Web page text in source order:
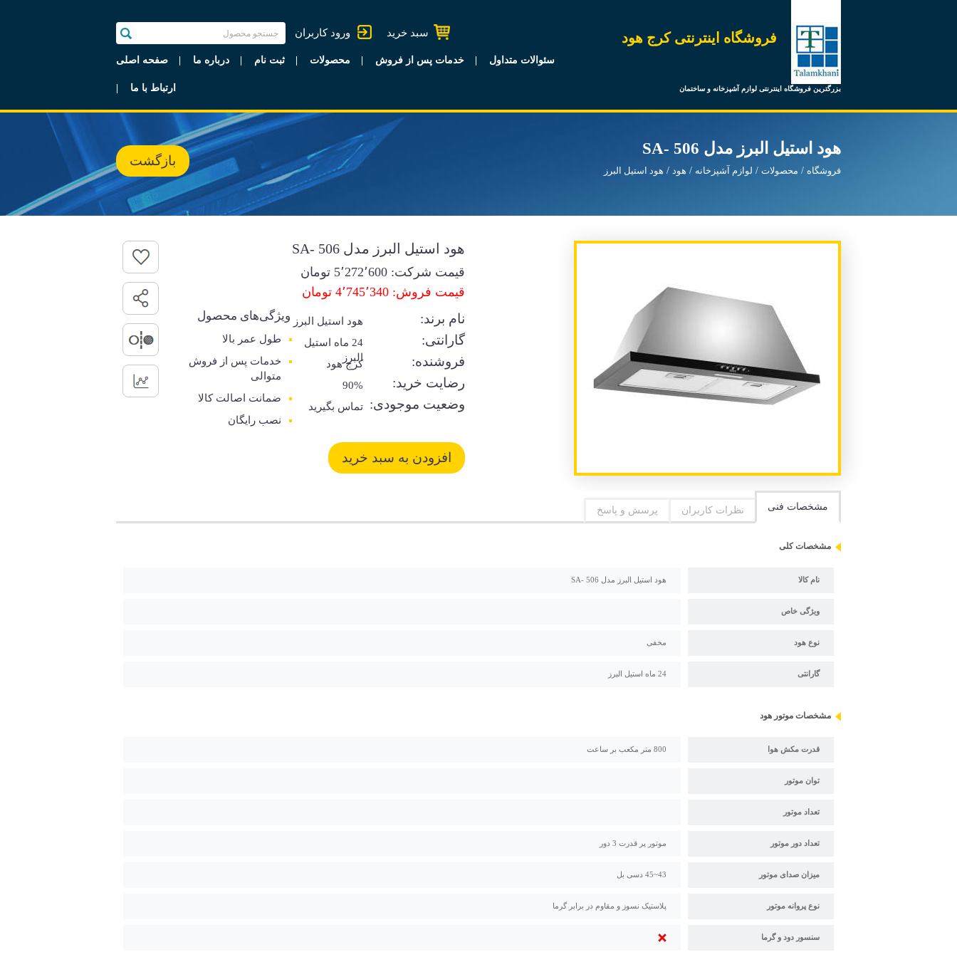
فروشگاه اینترنتی کرج هود
بزرگترین فروشگاه اینترنتی لوازم آشپزخانه و ساختمان
ورود کاربران سبد خرید
صفحه اصلی درباره ما ثبت نام محصولات خدمات پس از فروش سئوالات متداول
ارتباط با ما
هود استیل البرز مدل 506 -SA
فروشگاه محصولات لوازم آشپزخانه هود هود استیل البرز
بازگشت
هود استیل البرز مدل 506 -SA
قیمت شرکت: 5٬272٬600 تومان
قیمت فروش: 4٬745٬340 تومان
نام برند: هود استیل البرز
گارانتی:
24 ماه استیل
البرز
فروشنده: کرج هود
رضایت خرید: 90%
وضعیت موجودی: تماس بگیرید
ویژگی‌های محصول
طول عمر بالا
خدمات پس از فروش
متوالی
ضمانت اصالت کالا
نصب رایگان
مشخصات فنی نظرات کاربران پرسش و پاسخ
مشخصات کلی
نام کالا هود استیل البرز مدل 506 -SA
ویژگی خاص
نوع هود مخفی
گارانتی 24 ماه استیل البرز
مشخصات موتور هود
قدرت مکش هوا 800 متر مکعب بر ساعت
توان موتور
تعداد موتور
تعداد دور موتور موتور پر قدرت 3 دور
میزان صدای موتور 43~45 دسی بل
نوع پروانه موتور پلاستیک نسوز و مقاوم در برابر گرما
سنسور دود و گرما